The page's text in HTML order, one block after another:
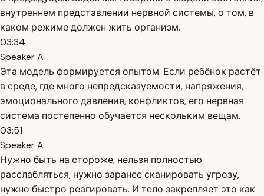
внутреннем представлении нервной системы, о том, в
каком режиме должен жить организм.
03:34
Speaker A
Эта модель формируется опытом. Если ребёнок растёт
в среде, где много непредсказуемости, напряжения,
эмоционального давления, конфликтов, его нервная
система постепенно обучается нескольким вещам.
03:51
Speaker A
Нужно быть на стороже, нельзя полностью
расслабляться, нужно заранее сканировать угрозу,
нужно быстро реагировать. И тело закрепляет это как